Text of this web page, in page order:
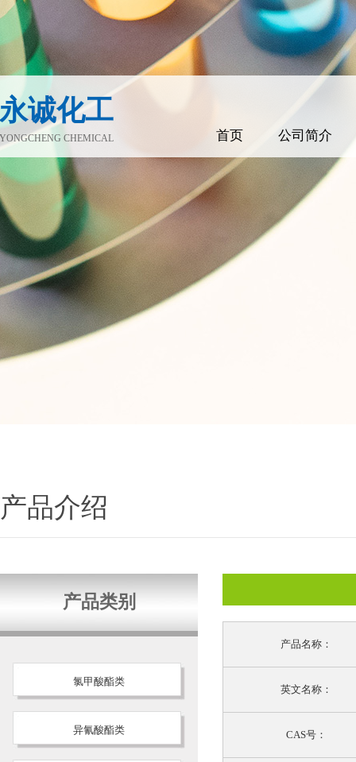
永诚化工
YONGCHENG CHEMICAL 首页 公司简介
产品介绍
产品类别
氯甲酸酯类
异氰酸酯类
产品名称：
英文名称：
CAS号：